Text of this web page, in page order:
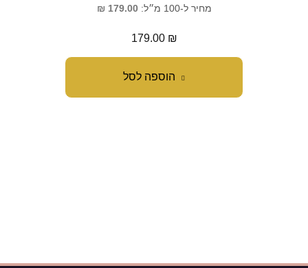
הוספה לסל
מחיר ל-100 מ״ל: 179.00
₪
179.00 ₪